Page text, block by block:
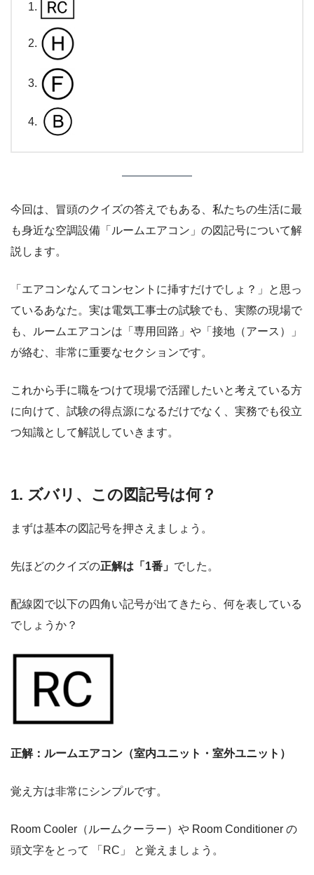
今回は、冒頭のクイズの答えでもある、私たちの生活に最
も身近な空調設備「ルームエアコン」の図記号について解
説します。
「エアコンなんてコンセントに挿すだけでしょ？」と思っ
ているあなた。実は電気工事士の試験でも、実際の現場で
も、ルームエアコンは「専用回路」や「接地（アース）」
が絡む、非常に重要なセクションです。
これから手に職をつけて現場で活躍したいと考えている方
に向けて、試験の得点源になるだけでなく、実務でも役立
つ知識として解説していきます。
1. ズバリ、この図記号は何？
まずは基本の図記号を押さえましょう。
先ほどのクイズの正解は「1番」 でした。
配線図で以下の四角い記号が出てきたら、何を表している
でしょうか？
正解：ルームエアコン（室内ユニット・室外ユニット）
覚え方は非常にシンプルです。
Room Cooler（ルームクーラー）や Room Conditioner の
頭文字をとって 「RC」 と覚えましょう。